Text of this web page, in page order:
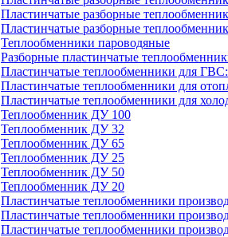
Пластинчатые разборные
Пластинчатые разборные
Теплообменники пароводяные
Разборные пластинчатые
Пластинчатые теплообменники для
Пластинчатые теплообменники для
Пластинчатые теплообменники для
Теплообменник ДУ 100
Теплообменник ДУ 32
Теплообменник ДУ 65
Теплообменник ДУ 25
Теплообменник ДУ 50
Теплообменник ДУ 20
Пластинчатые теплообменники
Пластинчатые теплообменники
Пластинчатые теплообменники